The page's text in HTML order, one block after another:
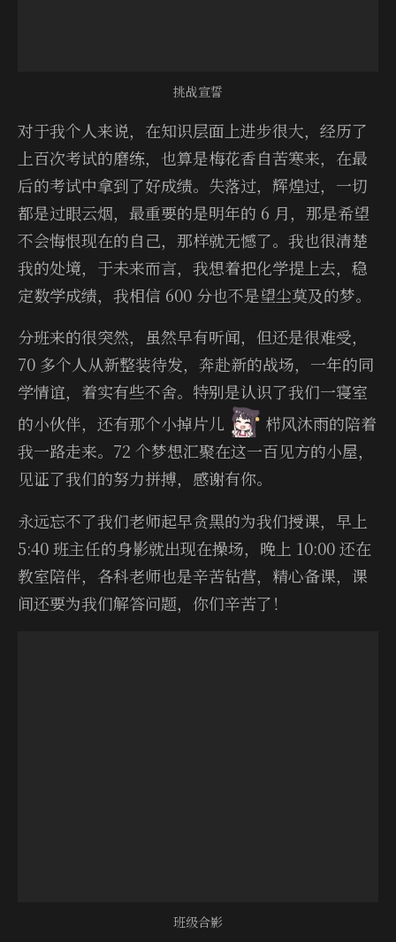
挑战宣誓
对于我个人来说，在知识层面上进步很大，经历了
上百次考试的磨练，也算是梅花香自苦寒来，在最
后的考试中拿到了好成绩。失落过，辉煌过，一切
都是过眼云烟，最重要的是明年的 6 月，那是希望
不会悔恨现在的自己，那样就无憾了。我也很清楚
我的处境，于未来而言，我想着把化学提上去，稳
定数学成绩，我相信 600 分也不是望尘莫及的梦。
分班来的很突然，虽然早有听闻，但还是很难受，
70 多个人从新整装待发，奔赴新的战场，一年的同
学情谊，着实有些不舍。特别是认识了我们一寝室
的小伙伴，还有那个小掉片儿
栉风沐雨的陪着
我一路走来。72 个梦想汇聚在这一百见方的小屋，
见证了我们的努力拼搏，感谢有你。
永远忘不了我们老师起早贪黑的为我们授课，早上
5:40 班主任的身影就出现在操场，晚上 10:00 还在
教室陪伴，各科老师也是辛苦钻营，精心备课，课
间还要为我们解答问题，你们辛苦了！
班级合影